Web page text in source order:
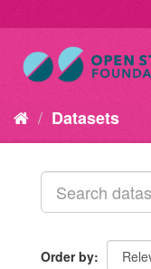
Datasets
Order by